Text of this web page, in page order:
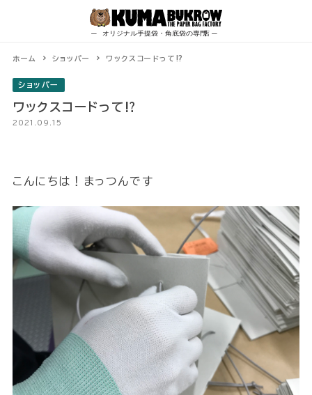
ホーム ショッパー ワックスコードって⁉
ショッパー
ワックスコードって⁉
2021.09.15
こんにちは！まっつんです